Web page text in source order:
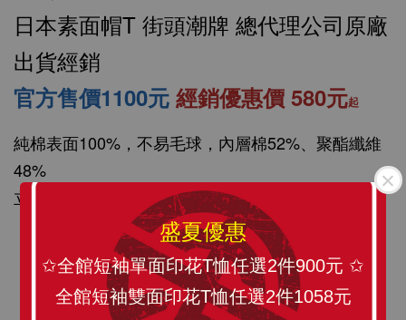
盛夏優惠
✩全館短袖單面印花T恤任選2件900元 ✩
全館短袖雙面印花T恤任選2件1058元
SLANT 素面中性 短袖T恤 百搭T恤 潮牌品質
NT$ 199
- +
加入購物車
日本素面帽T 街頭潮牌 總代理公司原廠
出貨經銷
官方售價1100元 經銷優惠價 580元起
純棉表面100%，不易毛球，內層棉52%、聚酯纖維
48%
立體有形，帽子雙層設計前置斜叉式口袋